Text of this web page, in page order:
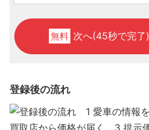
無料 次へ(45秒で完了)
登録後の流れ